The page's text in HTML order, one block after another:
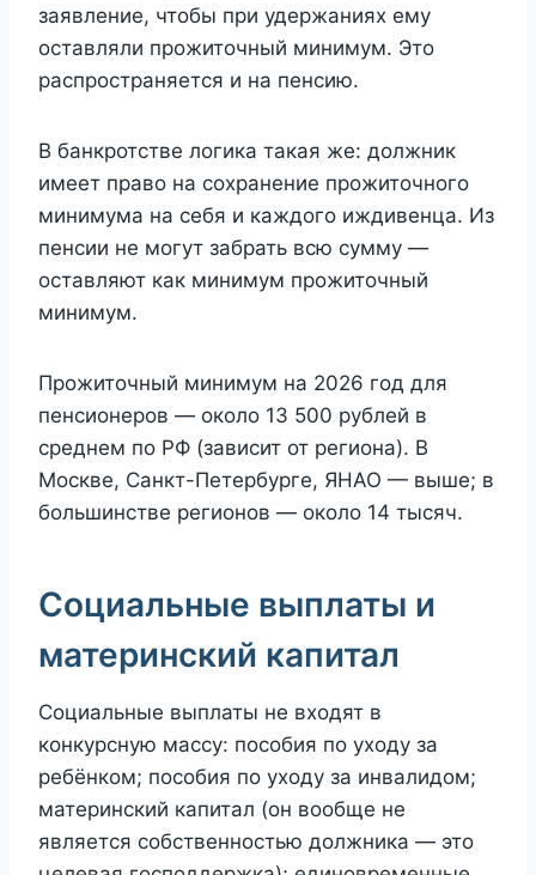
заявление, чтобы при удержаниях ему
оставляли прожиточный минимум. Это
распространяется и на пенсию.
В банкротстве логика такая же: должник
имеет право на сохранение прожиточного
минимума на себя и каждого иждивенца. Из
пенсии не могут забрать всю сумму —
оставляют как минимум прожиточный
минимум.
Прожиточный минимум на 2026 год для
пенсионеров — около 13 500 рублей в
среднем по РФ (зависит от региона). В
Москве, Санкт-Петербурге, ЯНАО — выше; в
большинстве регионов — около 14 тысяч.
Социальные выплаты и
материнский капитал
Социальные выплаты не входят в
конкурсную массу: пособия по уходу за
ребёнком; пособия по уходу за инвалидом;
материнский капитал (он вообще не
является собственностью должника — это